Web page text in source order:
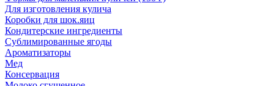
Для изготовления кулича
Коробки для шок.яиц
Кондитерские ингредиенты
Сублимированные ягоды
Ароматизаторы
Мед
Консервация